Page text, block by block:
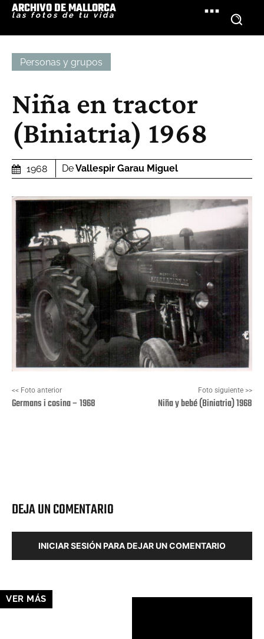
ARCHIVO DE MALLORCA
las fotos de tu vida
Personas y grupos
Niña en tractor
(Biniatria) 1968
1968 DeVallespir Garau Miguel
<< Foto anterior
Germans i cosina – 1968
Foto siguiente >>
Niña y bebé (Biniatria) 1968
DEJA UN COMENTARIO
INICIAR SESIÓN PARA DEJAR UN COMENTARIO
VER MÁS